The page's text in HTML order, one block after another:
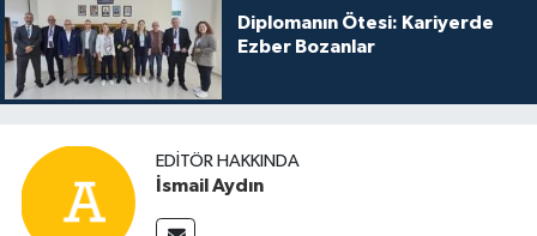
Diplomanın Ötesi: Kariyerde
Ezber Bozanlar
EDITÖR HAKKINDA
İsmail Aydın